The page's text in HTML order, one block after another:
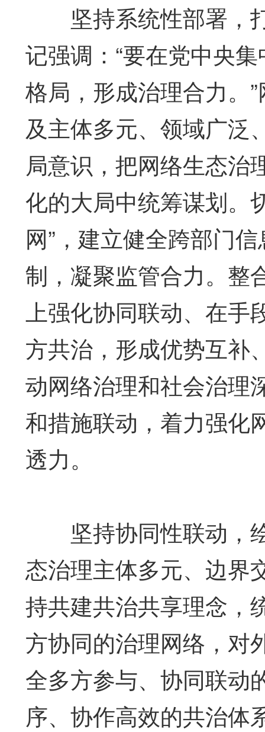
坚持系统性部署，打
记强调：“要在党中央
格局，形成治理合力。
及主体多元、领域广泛
局意识，把网络生态治
化的大局中统筹谋划。
网”，建立健全跨部门
制，凝聚监管合力。整
上强化协同联动、在手
方共治，形成优势互补
动网络治理和社会治理
和措施联动，着力强化
透力。
坚持协同性联动，绘
态治理主体多元、边界
持共建共治共享理念，
方协同的治理网络，对
全多方参与、协同联动
序、协作高效的共治体